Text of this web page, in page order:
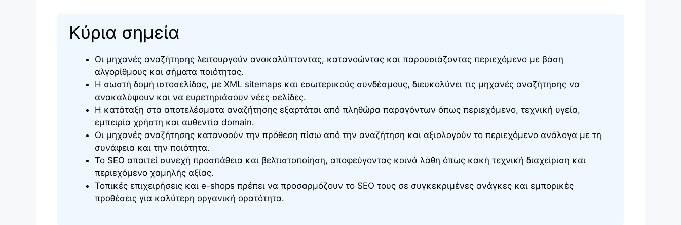
Κύρια σημεία
Οι μηχανές αναζήτησης λειτουργούν ανακαλύπτοντας, κατανοώντας και παρουσιάζοντας περιεχόμενο με βάση
αλγορίθμους και σήματα ποιότητας.
Η σωστή δομή ιστοσελίδας, με XML sitemaps και εσωτερικούς συνδέσμους, διευκολύνει τις μηχανές αναζήτησης να
ανακαλύψουν και να ευρετηριάσουν νέες σελίδες.
Η κατάταξη στα αποτελέσματα αναζήτησης εξαρτάται από πληθώρα παραγόντων όπως περιεχόμενο, τεχνική υγεία,
εμπειρία χρήστη και αυθεντία domain.
Οι μηχανές αναζήτησης κατανοούν την πρόθεση πίσω από την αναζήτηση και αξιολογούν το περιεχόμενο ανάλογα με τη
συνάφεια και την ποιότητα.
Το SEO απαιτεί συνεχή προσπάθεια και βελτιστοποίηση, αποφεύγοντας κοινά λάθη όπως κακή τεχνική διαχείριση και
περιεχόμενο χαμηλής αξίας.
Τοπικές επιχειρήσεις και e-shops πρέπει να προσαρμόζουν το SEO τους σε συγκεκριμένες ανάγκες και εμπορικές
προθέσεις για καλύτερη οργανική ορατότητα.